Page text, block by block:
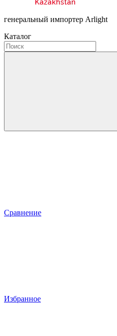
генеральный импортер Arlight
Каталог
Сравнение
Избранное